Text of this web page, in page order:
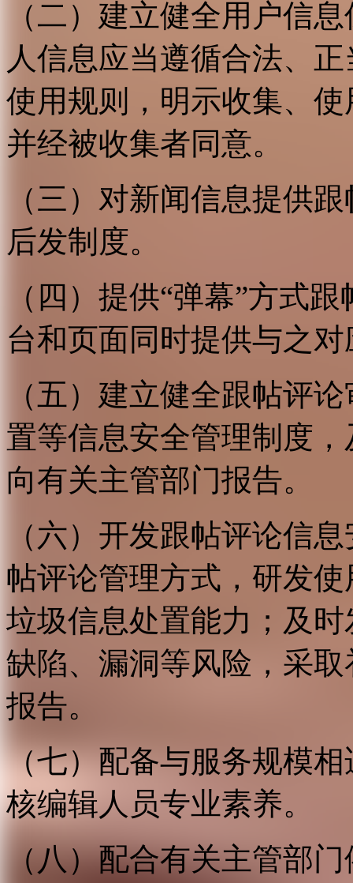
（二）建立健全用户信
人信息应当遵循合法、
使用规则，明示收集、
并经被收集者同意。
（三）对新闻信息提供
后发制度。
（四）提供“弹幕”方式
台和页面同时提供与之
（五）建立健全跟帖评
置等信息安全管理制度
向有关主管部门报告。
（六）开发跟帖评论信
帖评论管理方式，研发
垃圾信息处置能力；及
缺陷、漏洞等风险，采
报告。
（七）配备与服务规模
核编辑人员专业素养。
（八）配合有关主管部